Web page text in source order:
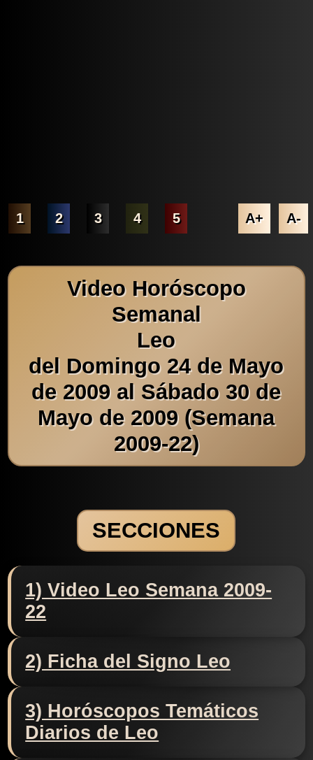
1 2 3 4 5 A+ A-
Video Horóscopo
Semanal
Leo
del Domingo 24 de Mayo
de 2009 al Sábado 30 de
Mayo de 2009 (Semana
2009-22)
SECCIONES
1) Video Leo Semana 2009-
22
2) Ficha del Signo Leo
3) Horóscopos Temáticos
Diarios de Leo